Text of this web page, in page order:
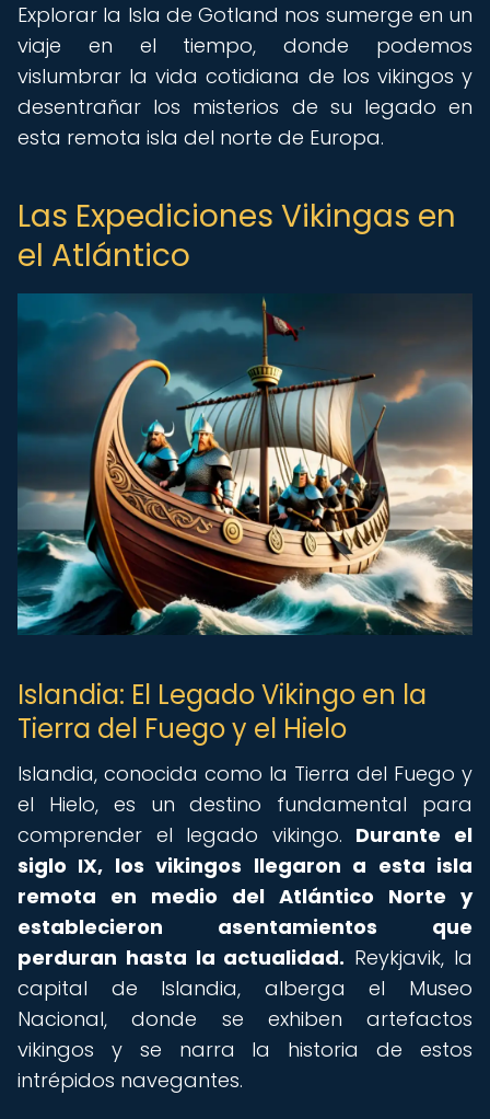
Explorar la Isla de Gotland nos sumerge en un
viaje en el tiempo, donde podemos
vislumbrar la vida cotidiana de los vikingos y
desentrañar los misterios de su legado en
esta remota isla del norte de Europa.
Las Expediciones Vikingas en
el Atlántico
Islandia: El Legado Vikingo en la
Tierra del Fuego y el Hielo
Islandia, conocida como la Tierra del Fuego y
el Hielo, es un destino fundamental para
comprender el legado vikingo. Durante el
siglo IX, los vikingos llegaron a esta isla
remota en medio del Atlántico Norte y
establecieron asentamientos que
perduran hasta la actualidad. Reykjavik, la
capital de Islandia, alberga el Museo
Nacional, donde se exhiben artefactos
vikingos y se narra la historia de estos
intrépidos navegantes.